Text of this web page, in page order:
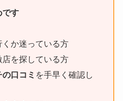
です
くか迷っている方
店を探している方
の口コミ を手早く確認し